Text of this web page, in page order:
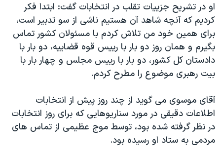
او در تشریح جزییات تقلب در انتخابات گفت: ابتدا فکر
کردیم که آنچه شاهد آن هستیم ناشی از سو تدبیر است،
برای همین خود من تلاش کردم با مسئولان کشور تماس
بگیرم و همان روز دو بار با رییس قوه قضاییه، دو بار با
دادستان کل کشور، دو بار با رییس مجلس و چهار بار با
بیت رهبری موضوع را مطرح کردم.
آقای موسوی می گوید از چند روز پیش از انتخابات
اطلاعات دقیقی در مورد سناریوهایی که برای روز انتخابات
در نظر گرفته شده بود، توسط موج عظیمی از تماس های
مردمی به ستاد او رسیده بود.